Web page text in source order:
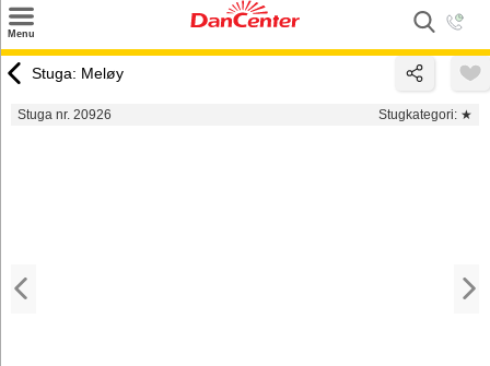
Menu
Tilbud
Stuga: Meløy
Stuga nr. 20926 Stugkategori: ★